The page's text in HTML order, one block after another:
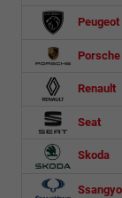
Peugeot
Porsche
Renault
Seat
Skoda